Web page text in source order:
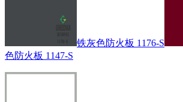
铁灰色防火板 1176-S
色防火板 1147-S